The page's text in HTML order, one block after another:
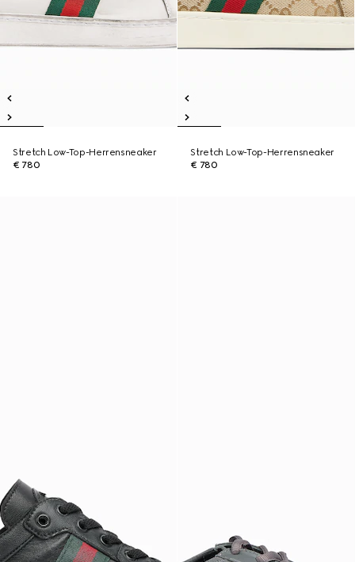
Stretch Low-Top-Herrensneaker
€ 780
Stretch Low-Top-Herrensneaker
€ 780